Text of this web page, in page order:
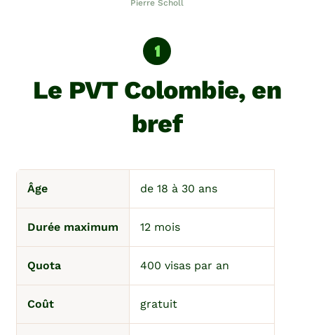
Pierre Scholl
Le PVT Colombie, en
bref
Âge de 18 à 30 ans
Durée maximum 12 mois
Quota 400 visas par an
Coût gratuit